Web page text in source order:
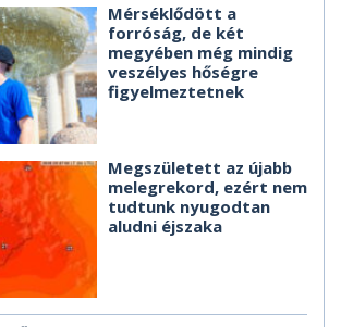
Mérséklődött a
forróság, de két
megyében még mindig
veszélyes hőségre
figyelmeztetnek
Megszületett az újabb
melegrekord, ezért nem
tudtunk nyugodtan
aludni éjszaka